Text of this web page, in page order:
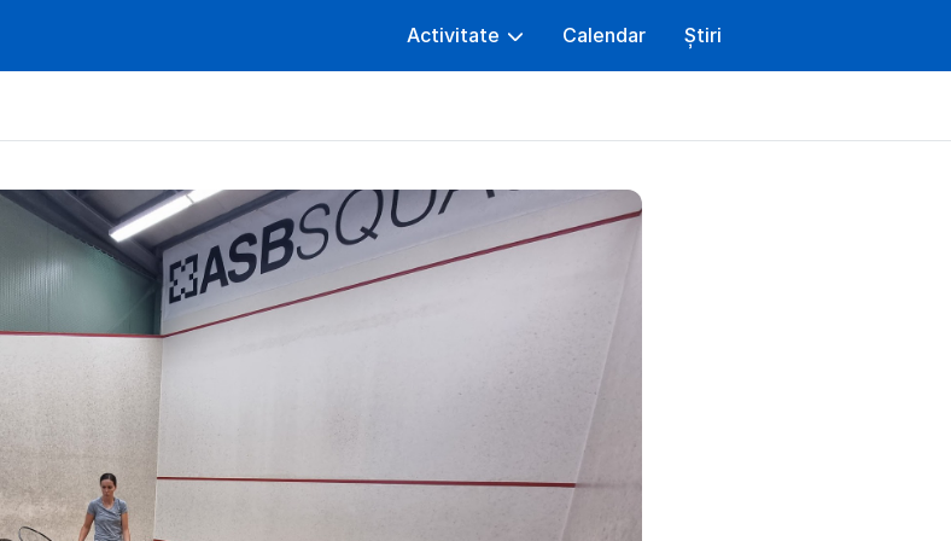
Activitate Calendar Știri